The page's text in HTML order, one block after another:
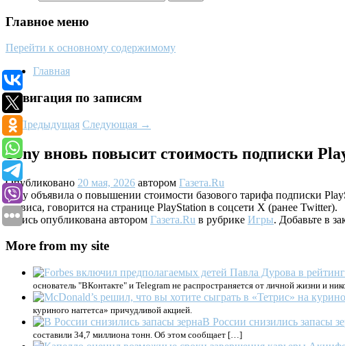
Главное меню
Перейти к основному содержимому
Главная
Навигация по записям
←Предыдущая Следующая →
Sony вновь повысит стоимость подписки
Опубликовано 20 мая, 2026 автором Газета.Ru
Sony объявила о повышении стоимости базового тарифа подписки
сервиса, говорится на странице PlayStation в соцсети X (ранее Twitter).
Запись опубликована автором Газета.Ru в рубрике Игры. Добавьте в
More from my site
основатель "ВКонтакте" и Telegram не распространяется от личной жизни и
куриного наггетса» причудливой акцией.
В России снизились запасы
составили 34,7 миллиона тонн. Об этом сообщает […]